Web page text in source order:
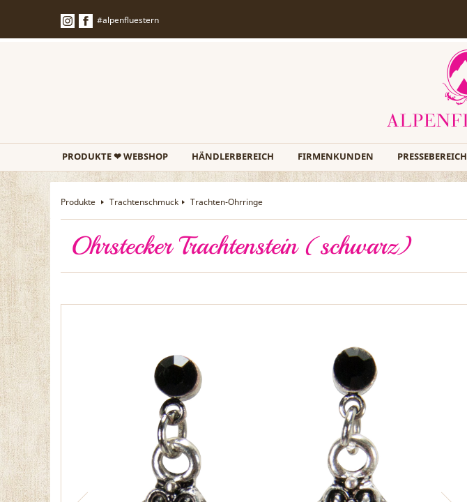
#alpenfluestern
PRODUKTE ❤ WEBSHOP HÄNDLERBEREICH FIRMENKUNDEN PRESSEBEREICH
Produkte Trachtenschmuck Trachten-Ohrringe
Ohrstecker Trachtenstein (schwarz)